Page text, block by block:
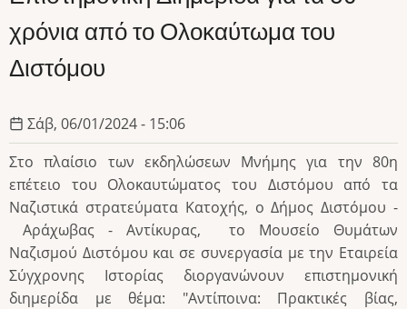
χρόνια από το Ολοκαύτωμα του
Διστόμου
Σάβ, 06/01/2024 - 15:06
Στο πλαίσιο των εκδηλώσεων Μνήμης για την 80η
επέτειο του Ολοκαυτώματος του Διστόμου από τα
Ναζιστικά στρατεύματα Κατοχής, ο Δήμος Διστόμου -
Αράχωβας - Αντίκυρας, το Μουσείο Θυμάτων
Ναζισμού Διστόμου και σε συνεργασία με την Εταιρεία
Σύγχρονης Ιστορίας διοργανώνουν επιστημονική
διημερίδα με θέμα: "Αντίποινα: Πρακτικές βίας,